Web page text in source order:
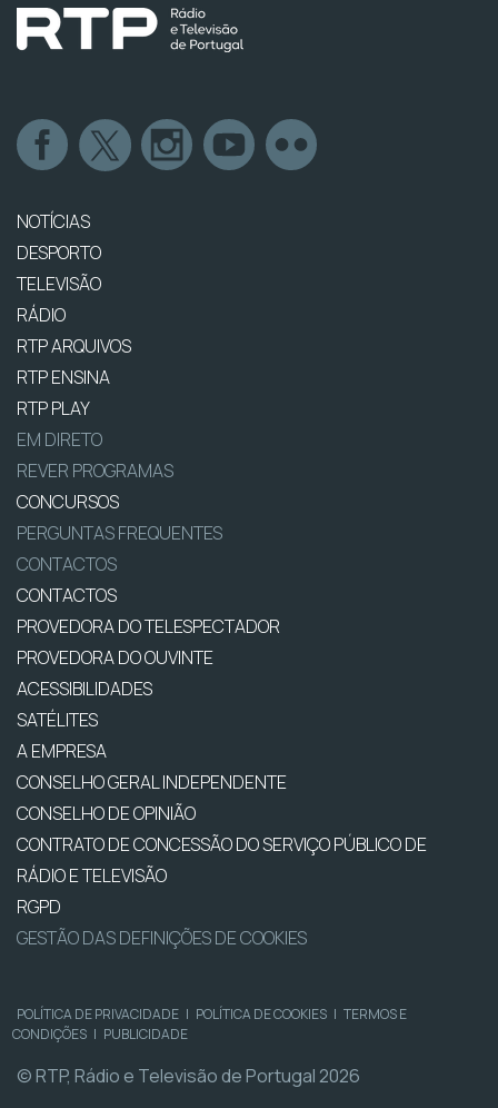
NOTÍCIAS
DESPORTO
TELEVISÃO
RÁDIO
RTP ARQUIVOS
RTP ENSINA
RTP PLAY
EM DIRETO
REVER PROGRAMAS
CONCURSOS
PERGUNTAS FREQUENTES
CONTACTOS
CONTACTOS
PROVEDORA DO TELESPECTADOR
PROVEDORA DO OUVINTE
ACESSIBILIDADES
SATÉLITES
A EMPRESA
CONSELHO GERAL INDEPENDENTE
CONSELHO DE OPINIÃO
CONTRATO DE CONCESSÃO DO SERVIÇO PÚBLICO DE
RÁDIO E TELEVISÃO
RGPD
GESTÃO DAS DEFINIÇÕES DE COOKIES
POLÍTICA DE PRIVACIDADE | POLÍTICA DE COOKIES | TERMOS E
CONDIÇÕES | PUBLICIDADE
© RTP, Rádio e Televisão de Portugal 2026